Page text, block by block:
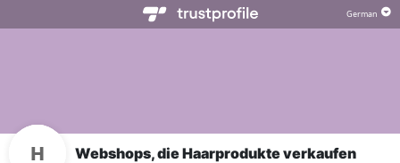
Webshops, die Haarprodukte verkaufen